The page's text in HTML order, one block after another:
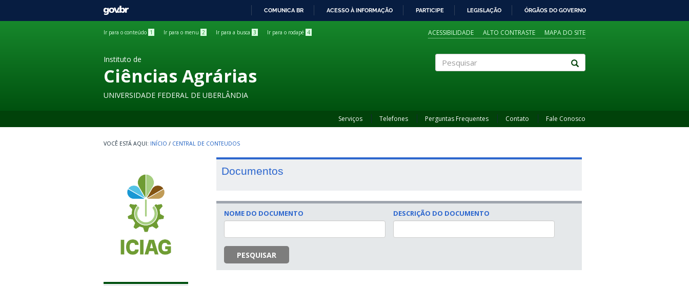
GOVBR
COMUNICA BR ACESSO À INFORMAÇÃO PARTICIPE LEGISLAÇÃO ÓRGÃOS DO GOVERNO
Ir para o conteúdo 1 Ir para o menu 2 Ir para a busca 3 Ir para o rodapé 4 ACESSIBILIDADE ALTO CONTRASTE MAPA DO SITE
Instituto de
Ciências Agrárias
UNIVERSIDADE FEDERAL DE UBERLÂNDIA
Serviços Telefones Perguntas Frequentes Contato Fale Conosco
INÍCIO / CENTRAL DE CONTEUDOS
Documentos
NOME DO DOCUMENTO DESCRIÇÃO DO DOCUMENTO
PESQUISAR